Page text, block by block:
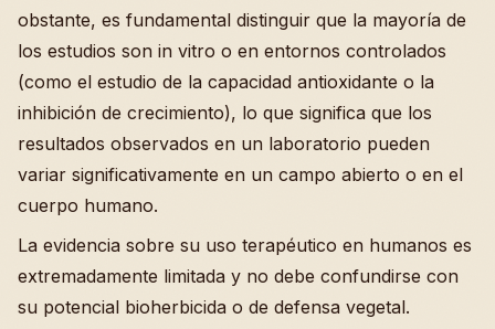
obstante, es fundamental distinguir que la mayoría de
los estudios son in vitro o en entornos controlados
(como el estudio de la capacidad antioxidante o la
inhibición de crecimiento), lo que significa que los
resultados observados en un laboratorio pueden
variar significativamente en un campo abierto o en el
cuerpo humano.
La evidencia sobre su uso terapéutico en humanos es
extremadamente limitada y no debe confundirse con
su potencial bioherbicida o de defensa vegetal.